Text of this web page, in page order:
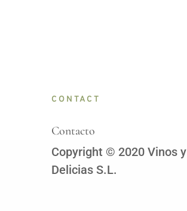
CONTACT
Contacto
Copyright © 2020 Vinos y
Delicias S.L.